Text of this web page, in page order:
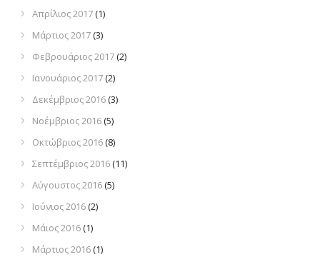
Απρίλιος 2017(1)
Μάρτιος 2017(3)
Φεβρουάριος 2017(2)
Ιανουάριος 2017(2)
Δεκέμβριος 2016(3)
Νοέμβριος 2016(5)
Οκτώβριος 2016(8)
Σεπτέμβριος 2016(11)
Αύγουστος 2016(5)
Ιούνιος 2016(2)
Μάιος 2016(1)
Μάρτιος 2016(1)